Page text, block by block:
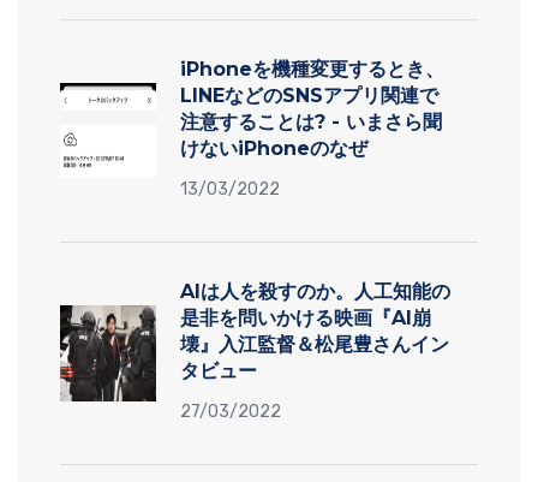
iPhoneを機種変更するとき、
LINEなどのSNSアプリ関連で
注意することは? - いまさら聞
けないiPhoneのなぜ
13/03/2022
AIは人を殺すのか。人工知能の
是非を問いかける映画『AI崩
壊』入江監督＆松尾豊さんイン
タビュー
27/03/2022